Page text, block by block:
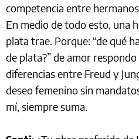
competencia entre
En medio de todo esto, una
plata trae. Porque: “de qué
de plata?” de amor
diferencias entre Freud y
deseo femenino sin
mí, siempre suma.